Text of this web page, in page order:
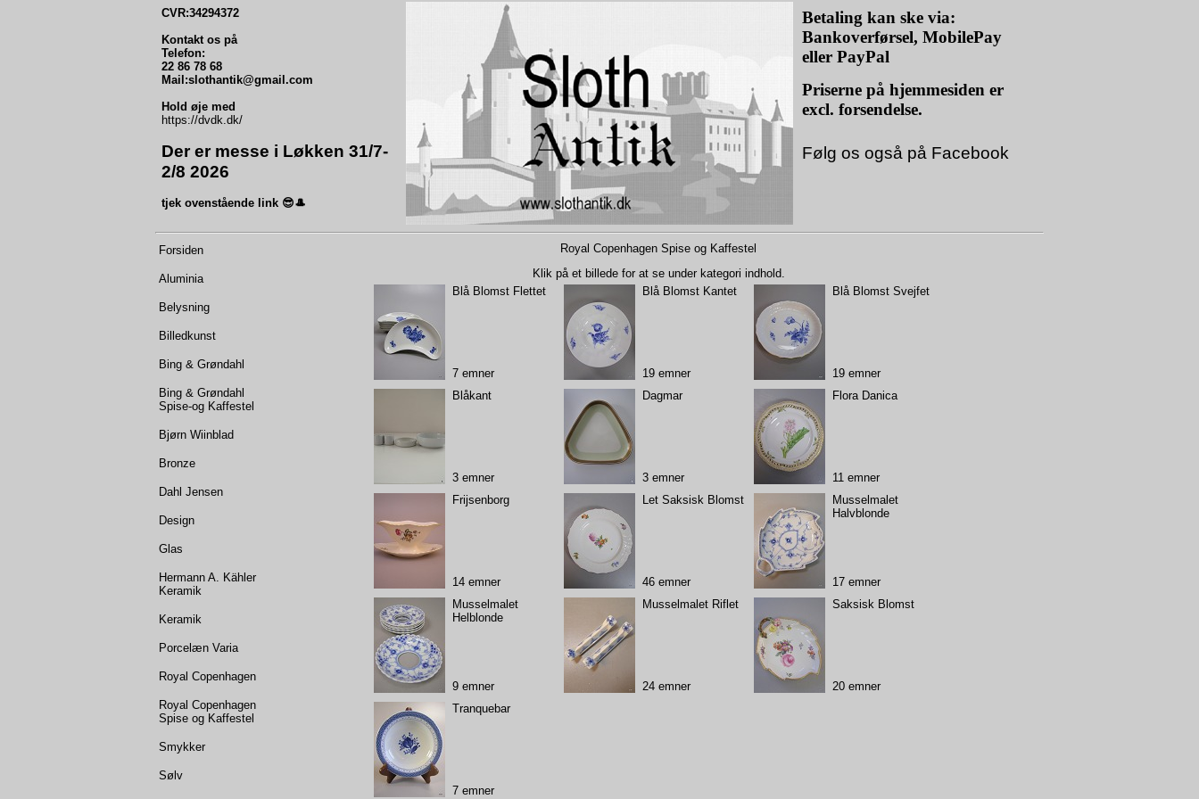
CVR:34294372
Kontakt os på
Telefon:
22 86 78 68
Mail:slothantik@gmail.com
Hold øje med
https://dvdk.dk/
Der er messe i Løkken 31/7-
2/8 2026
tjek ovenstående link 😎🎩
Betaling kan ske via:
Bankoverførsel, MobilePay
eller PayPal
Priserne på hjemmesiden er
excl. forsendelse.
Følg os også på Facebook
Forsiden
Aluminia
Belysning
Billedkunst
Bing & Grøndahl
Bing & Grøndahl
Spise-og Kaffestel
Bjørn Wiinblad
Bronze
Dahl Jensen
Design
Glas
Hermann A. Kähler
Keramik
Keramik
Porcelæn Varia
Royal Copenhagen
Royal Copenhagen
Spise og Kaffestel
Smykker
Sølv
Royal Copenhagen Spise og Kaffestel
Klik på et billede for at se under kategori indhold.
Blå Blomst Flettet
7 emner
Blå Blomst Kantet
19 emner
Blå Blomst Svejfet
19 emner
Blåkant
3 emner
Dagmar
3 emner
Flora Danica
11 emner
Frijsenborg
14 emner
Let Saksisk Blomst
46 emner
Musselmalet
Halvblonde
17 emner
Musselmalet
Helblonde
9 emner
Musselmalet Riflet
24 emner
Saksisk Blomst
20 emner
Tranquebar
7 emner